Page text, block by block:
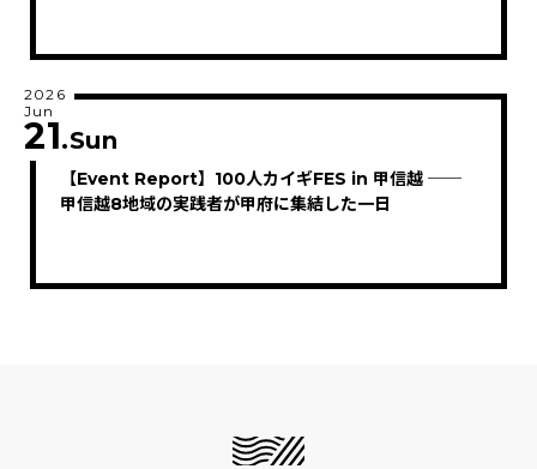
【Event Report】100人カイギFES in 甲信越 ──
甲信越8地域の実践者が甲府に集結した一日
2026
Jun
21.Sun